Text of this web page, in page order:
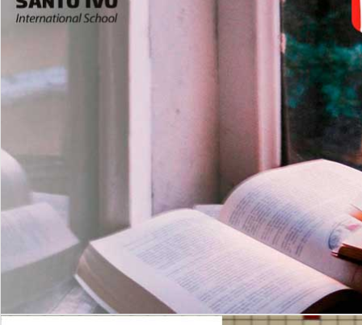
es
Com imersão Bilingue - Anos
Finais
6º AO 9º ANO FUNDAMENTAL
Inglês: Turmas Reduzidas
(Proficiência)